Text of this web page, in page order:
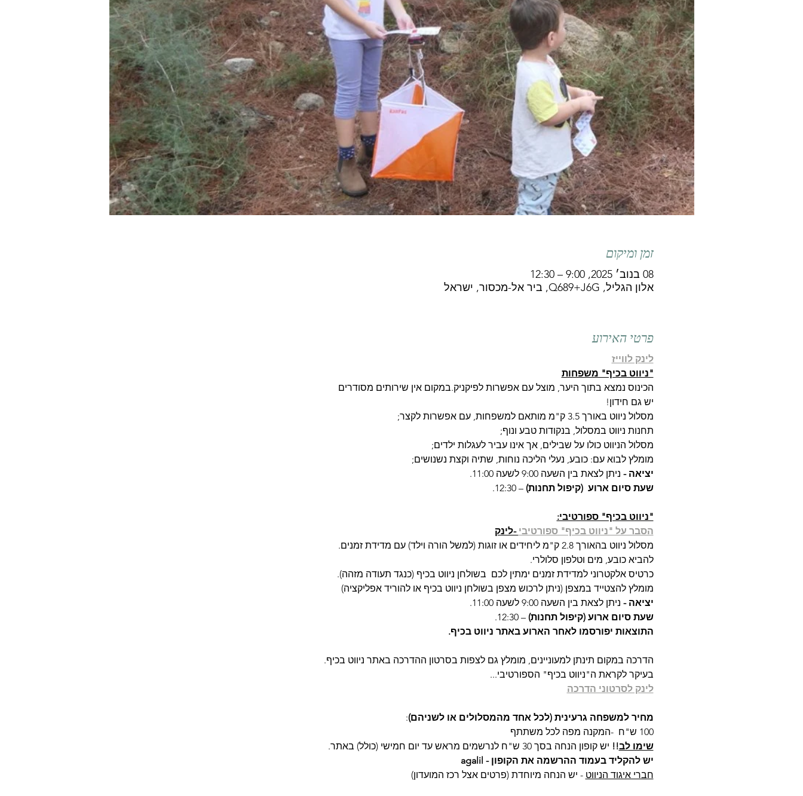
זמן ומיקום
08 בנוב׳ 2025, 9:00 – 12:30
אלון הגליל, Q689+J6G, ביר אל-מכסור, ישראל
פרטי האירוע
לינק לווייז
"ניווט בכיף" משפחות
הכינוס נמצא בתוך היער, מוצל עם אפשרות לפיקניק.במקום אין שירותים מסודרים
יש גם חידון!
מסלול ניווט באורך 3.5 ק"מ מותאם למשפחות, עם אפשרות לקצר;
תחנות ניווט במסלול, בנקודות טבע ונוף;
מסלול הניווט כולו על שבילים, אך אינו עביר לעגלות ילדים;
מומלץ לבוא עם: כובע, נעלי הליכה נוחות, שתיה וקצת נשנושים;
יציאה - ניתן לצאת בין השעה 9:00 לשעה 11:00.
שעת סיום ארוע  (קיפול תחנות) – 12:30.
"ניווט בכיף" ספורטיבי:
הסבר על "ניווט בכיף" ספורטיבי -לינק
מסלול ניווט בהאורך 2.8 ק"מ ליחידים או זוגות (למשל הורה וילד) עם מדידת זמנים.
להביא כובע, מים וטלפון סלולרי.
כרטיס אלקטרוני למדידת זמנים ימתין לכם  בשולחן ניווט בכיף (כנגד תעודה מזהה).
מומלץ להצטייד במצפן (ניתן לרכוש מצפן בשולחן ניווט בכיף או להוריד אפליקציה)
יציאה - ניתן לצאת בין השעה 9:00 לשעה 11:00.
שעת סיום ארוע (קיפול תחנות) – 12:30.
התוצאות יפורסמו לאחר הארוע באתר ניווט בכיף.
הדרכה במקום תינתן למעוניינים, מומלץ גם לצפות בסרטון ההדרכה באתר ניווט בכיף.
בעיקר לקראת ה"ניווט בכיף" הספורטיבי...
לינק לסרטוני הדרכה
מחיר למשפחה גרעינית (לכל אחד מהמסלולים או לשניהם):
100 ש"ח  -המקנה מפה לכל משתתף
שימו לב!! יש קופון הנחה בסך 30 ש"ח לנרשמים מראש עד יום חמישי (כולל) באתר.
יש להקליד בעמוד ההרשמה את הקופון - agalil
חברי איגוד הניווט - יש הנחה מיוחדת (פרטים אצל רכז המועדון)